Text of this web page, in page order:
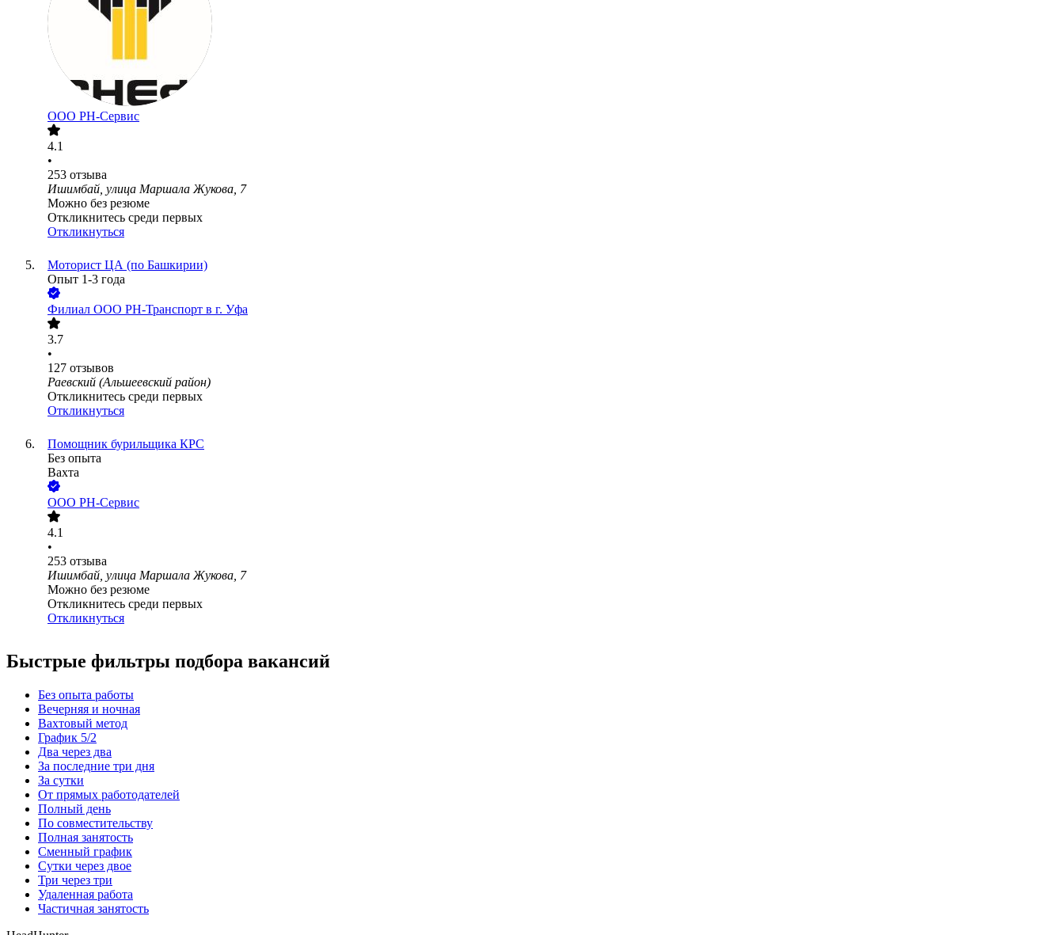
ООО РН-Сервис
4.1
•
253 отзыва
Ишимбай, улица Маршала Жукова, 7
Можно без резюме
Откликнитесь среди первых
Откликнуться
Моторист ЦА (по Башкирии)
Опыт 1-3 года
Филиал ООО РН-Транспорт в г. Уфа
3.7
•
127 отзывов
Раевский (Альшеевский район)
Откликнитесь среди первых
Откликнуться
Помощник бурильщика КРС
Без опыта
Вахта
ООО РН-Сервис
4.1
•
253 отзыва
Ишимбай, улица Маршала Жукова, 7
Можно без резюме
Откликнитесь среди первых
Откликнуться
Быстрые фильтры подбора вакансий
Без опыта работы
Вечерняя и ночная
Вахтовый метод
График 5/2
Два через два
За последние три дня
За сутки
От прямых работодателей
Полный день
По совместительству
Полная занятость
Сменный график
Сутки через двое
Три через три
Удаленная работа
Частичная занятость